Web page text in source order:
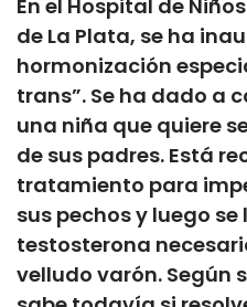
En el Hospital de
de La Plata, se ha
hormonización
trans”. Se ha dado a
una niña que quiere
de sus padres. Está
tratamiento para
sus pechos y luego
testosterona
velludo varón. Según